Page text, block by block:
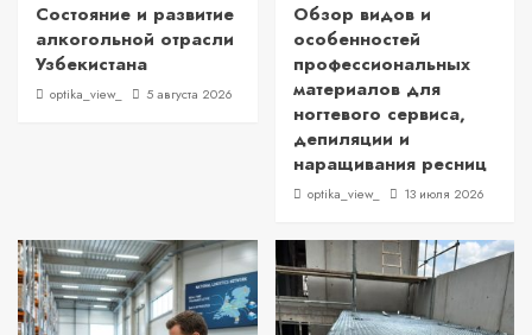
Состояние и развитие
алкогольной отрасли
Узбекистана
optika_view_ 5 августа 2026
Обзор видов и
особенностей
профессиональных
материалов для
ногтевого сервиса,
депиляции и
наращивания ресниц
optika_view_ 13 июля 2026